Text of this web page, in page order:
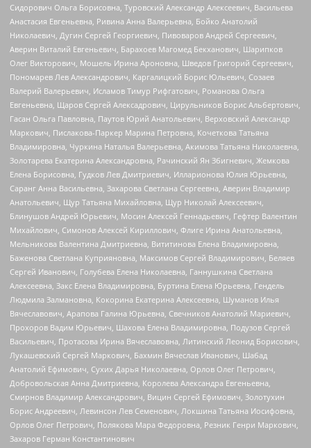
Сидорович Ольга Борисовна, Туровский Александр Алексеевич, Васильева
Анастасия Евгеньевна, Ривина Анна Валерьевна, Бойко Анатолий
Николаевич, Дугин Сергей Георгиевич, Пивоваров Андрей Сергеевич,
Аверин Виталий Евгеньевич, Барахоев Магомед Бекханович, Шарипков
Олег Викторович, Мошель Ирина Ароновна, Шведов Григорий Сергеевич,
Пономарев Лев Александрович, Каргалицкий Борис Юльевич, Созаев
Валерий Валерьевич, Исламов Тимур Рифгатович, Романова Ольга
Евгеньевна, Щаров Сергей Алексадрович, Цирульников Борис Альбертович,
Гасан Ольга Павловна, Паутов Юрий Анатольевич, Верховский Александр
Маркович, Пислакова-Паркер Марина Петровна, Кочеткова Татьяна
Владимировна, Чуркина Наталья Валерьевна, Акимова Татьяна Николаевна,
Золотарева Екатерина Александровна, Рачинский Ян Збигневич, Жемкова
Елена Борисовна, Гудков Лев Дмитриевич, Илларионова Юлия Юрьевна,
Саранг Анна Васильевна, Захарова Светлана Сергеевна, Аверин Владимир
Анатольевич, Щур Татьяна Михайловна, Щур Николай Алексеевич,
Блинушов Андрей Юрьевич, Мосин Алексей Геннадьевич, Гефтер Валентин
Михайлович, Симонов Алексей Кириллович, Флиге Ирина Анатольевна,
Мельникова Валентина Дмитриевна, Вититинова Елена Владимировна,
Баженова Светлана Куприяновна, Максимов Сергей Владимирович, Беляев
Сергей Иванович, Голубева Елена Николаевна, Ганнушкина Светлана
Алексеевна, Закс Елена Владимировна, Буртина Елена Юрьевна, Гендель
Людмила Залмановна, Кокорина Екатерина Алексеевна, Шуманов Илья
Вячеславович, Арапова Галина Юрьевна, Свечников Анатолий Мариевич,
Прохоров Вадим Юрьевич, Шахова Елена Владимировна, Подузов Сергей
Васильевич, Протасова Ирина Вячеславовна, Литинский Леонид Борисович,
Лукашевский Сергей Маркович, Бахмин Вячеслав Иванович, Шабад
Анатолий Ефимович, Сухих Дарья Николаевна, Орлов Олег Петрович,
Добровольская Анна Дмитриевна, Королева Александра Евгеньевна,
Смирнов Владимир Александрович, Вицин Сергей Ефимович, Золотухин
Борис Андреевич, Левинсон Лев Семенович, Локшина Татьяна Иосифовна,
Орлов Олег Петрович, Полякова Мара Федоровна, Резник Генри Маркович,
Захаров Герман Константинович